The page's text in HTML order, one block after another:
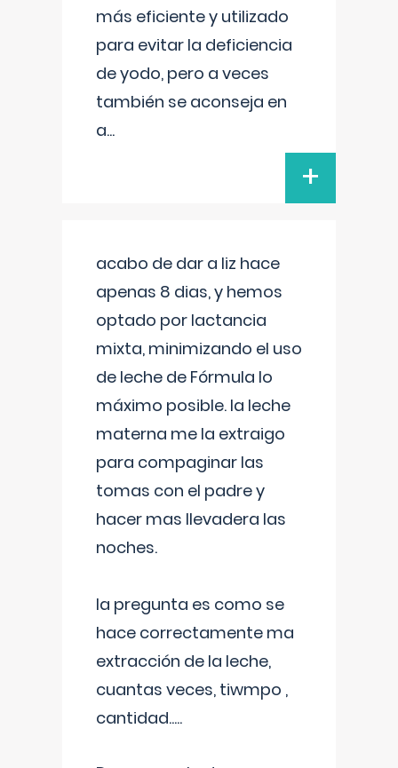
más eficiente y utilizado
para evitar la deficiencia
de yodo, pero a veces
también se aconseja en
a...
+
acabo de dar a liz hace
apenas 8 dias, y hemos
optado por lactancia
mixta, minimizando el uso
de leche de Fórmula lo
máximo posible. la leche
materna me la extraigo
para compaginar las
tomas con el padre y
hacer mas llevadera las
noches.
la pregunta es como se
hace correctamente ma
extracción de la leche,
cuantas veces, tiwmpo ,
cantidad.....